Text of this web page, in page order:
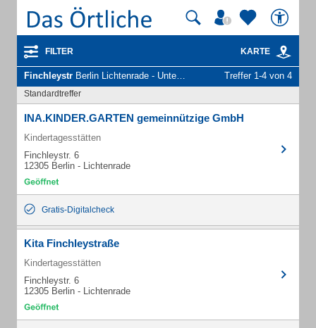
FILTER KARTE
Finchleystr Berlin Lichtenrade - Unternehmen und Personen Treffer 1-4 von 4
Standardtreffer
INA.KINDER.GARTEN gemeinnützige GmbH
Kindertagesstätten
Finchleystr. 6
12305 Berlin - Lichtenrade
Gratis-Digitalcheck
Kita Finchleystraße
Kindertagesstätten
Finchleystr. 6
12305 Berlin - Lichtenrade